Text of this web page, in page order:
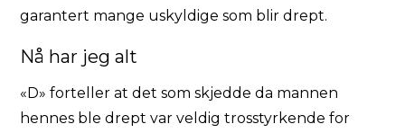
garantert mange uskyldige som blir drept.
Nå har jeg alt
«D» forteller at det som skjedde da mannen
hennes ble drept var veldig trosstyrkende for